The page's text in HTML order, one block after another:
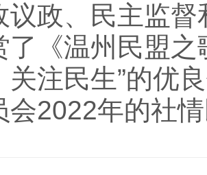
议政、民主监
了《温州民盟
关注民生”的优
会2022年的社